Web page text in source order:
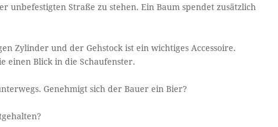
Straße zu stehen. Ein Baum spendet zusätzlich
Zylinder und der Gehstock ist ein wichtiges Accessoire.
einen Blick in die Schaufenster.
Genehmigt sich der Bauer ein Bier?